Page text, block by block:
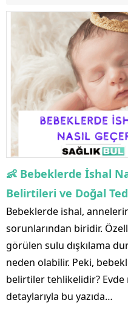
👶 Bebeklerde İshal
Belirtileri ve Doğal
Bebeklerde ishal, annelerin
sorunlarından biridir.
görülen sulu dışkılama
neden olabilir. Peki,
belirtiler tehlikelidir? Evde
detaylarıyla bu yazıda…